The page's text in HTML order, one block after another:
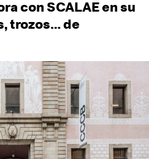
con SCALAE en su
trozos… de